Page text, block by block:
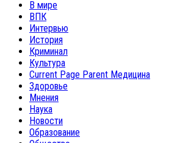
В мире
ВПК
Интервью
История
Криминал
Культура
Current Page Parent Медицина
Здоровье
Мнения
Наука
Новости
Образование